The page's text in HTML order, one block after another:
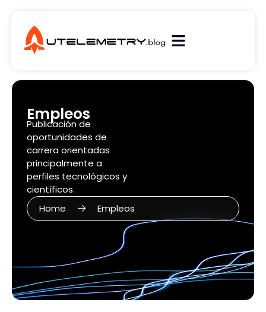
Empleos
Publicación de
oportunidades de
carrera orientadas
principalmente a
perfiles tecnológicos y
científicos.
Home
Empleos